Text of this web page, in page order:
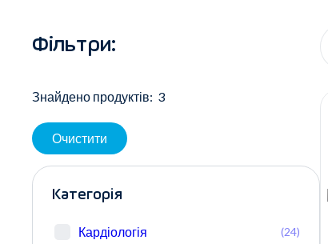
Фільтри:
Знайдено продуктів: 3
Очистити
Категорія
Кардіологія (24)